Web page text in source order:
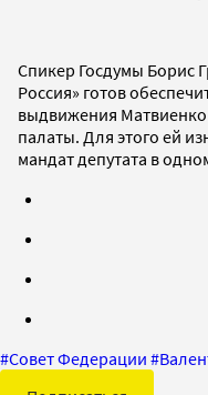
Спикер Госдумы Борис
Россия» готов
выдвижения Матвиенко
палаты. Для этого ей
мандат депутата в
#Совет Федерации #